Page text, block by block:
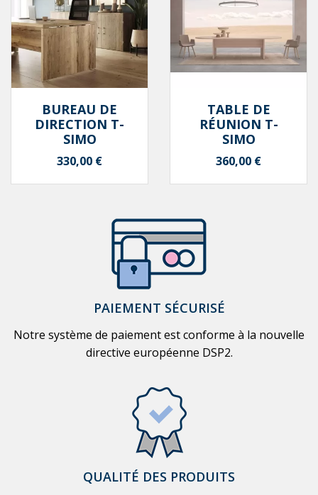
BUREAU DE
DIRECTION T-
SIMO
Prix
330,00 €
TABLE DE
RÉUNION T-
SIMO
Prix
360,00 €
PAIEMENT SÉCURISÉ
Notre système de paiement est conforme à la nouvelle
directive européenne DSP2.
QUALITÉ DES PRODUITS